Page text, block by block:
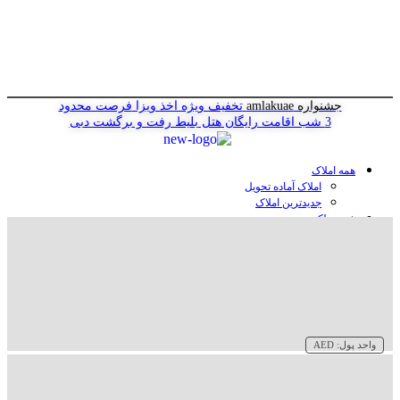
جشنواره amlakuae تخفیف ویژه اخذ ویزا فرصت محدود
3 شب اقامت رایگان هتل
بلیط رفت و برگشت دبی
همه املاک
املاک آماده تحویل
جدیدترین املاک
خرید ملک در دبی
واحد پول: AED